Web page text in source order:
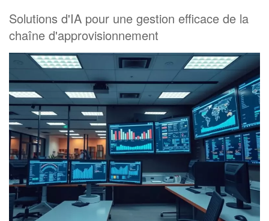
Solutions d'IA pour une gestion efficace de la
chaîne d'approvisionnement